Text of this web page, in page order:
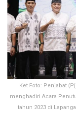
Ket Foto: Penjabat
menghadiri Acara
tahun 2023 di